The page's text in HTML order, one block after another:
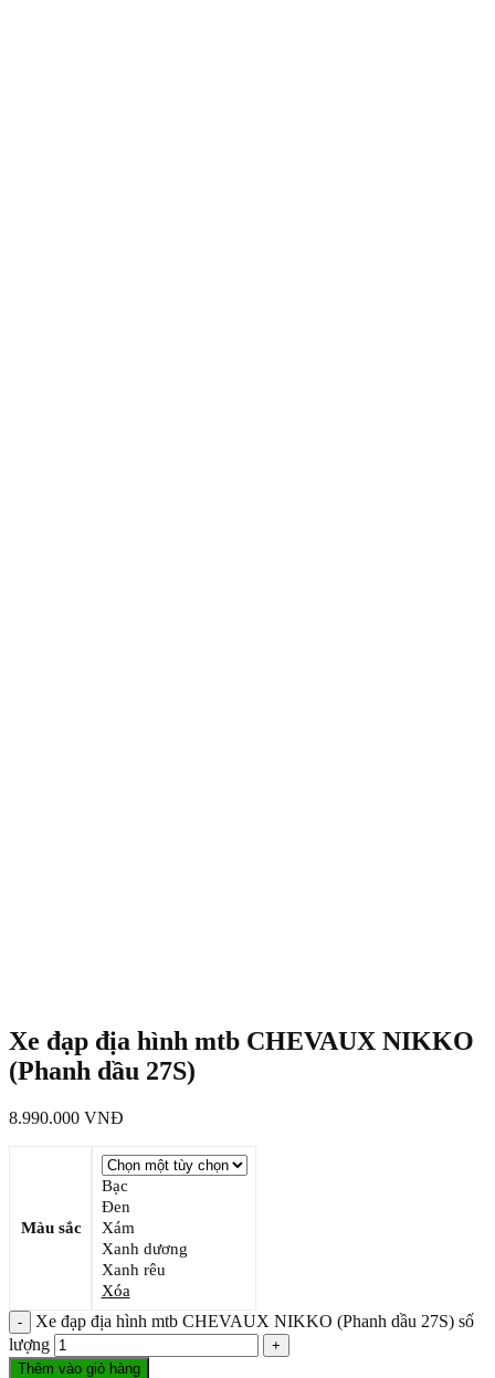
Xe đạp địa hình mtb CHEVAUX NIKKO
(Phanh dầu 27S)
8.990.000 VNĐ
Màu sắc
Bạc
Đen
Xám
Xanh dương
Xanh rêu
Xóa
Xe đạp địa hình mtb CHEVAUX NIKKO (Phanh dầu 27S) số
lượng
Thêm vào giỏ hàng